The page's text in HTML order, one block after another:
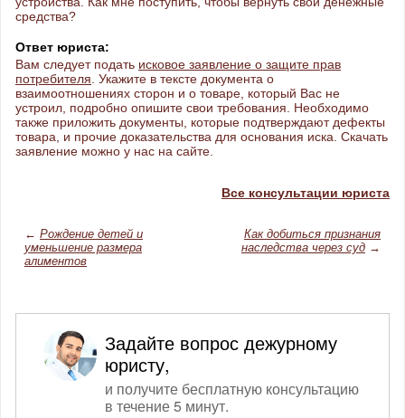
средства?
Ответ юриста:
Вам следует подать исковое заявление о защите прав
потребителя. Укажите в тексте документа о
взаимоотношениях сторон и о товаре, который Вас не
устроил, подробно опишите свои требования. Необходимо
также приложить документы, которые подтверждают дефекты
товара, и прочие доказательства для основания иска. Скачать
заявление можно у нас на сайте.
Все консультации юриста
← Рождение детей и
уменьшение размера
алиментов
Как добиться признания
наследства через суд →
Задайте вопрос дежурному
юристу,
и получите бесплатную консультацию
в течение 5 минут.